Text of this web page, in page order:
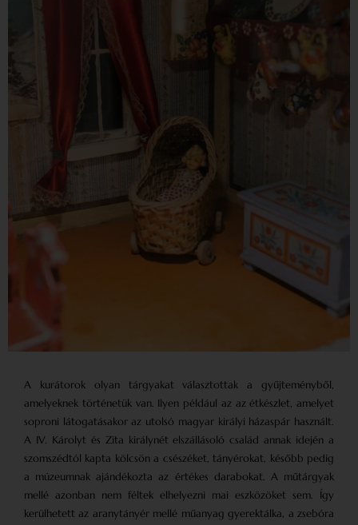
A kurátorok olyan tárgyakat választottak a gyűjteményből,
amelyeknek történetük van. Ilyen például az az étkészlet, amelyet
soproni látogatásakor az utolsó magyar királyi házaspár használt.
A IV. Károlyt és Zita királynét elszállásoló család annak idején a
szomszédtól kapta kölcsön a csészéket, tányérokat, később pedig
a múzeumnak ajándékozta az értékes darabokat. A műtárgyak
mellé azonban nem féltek elhelyezni mai eszközöket sem. Így
kerülhetett az aranytányér mellé műanyag gyerektálka, a zsebóra